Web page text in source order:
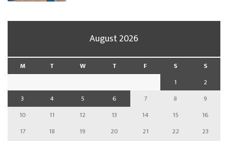
August 2026
M T W T F S
S
1
2
3
4 5 6 7 8
9
10
11 12 13 14 15
16
17
18 19 20 21 22
23